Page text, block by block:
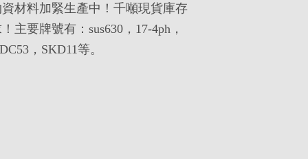
材料加緊生產中！千噸現貨庫存
主要牌號有：sus630，17-4ph，
，SKD11等。